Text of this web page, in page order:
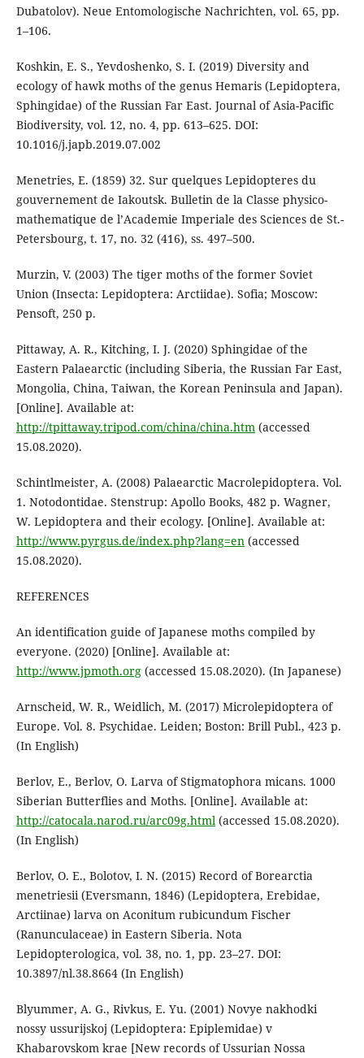
Dubatolov). Neue Entomologische Nachrichten, vol. 65, pp.
1–106.
Koshkin, E. S., Yevdoshenko, S. I. (2019) Diversity and
ecology of hawk moths of the genus Hemaris (Lepidoptera,
Sphingidae) of the Russian Far East. Journal of Asia-Pacific
Biodiversity, vol. 12, no. 4, pp. 613–625. DOI:
10.1016/j.japb.2019.07.002
Menetries, E. (1859) 32. Sur quelques Lepidopteres du
gouvernement de Iakoutsk. Bulletin de la Classe physico-
mathematique de l’Academie Imperiale des Sciences de St.-
Petersbourg, t. 17, no. 32 (416), ss. 497–500.
Murzin, V. (2003) The tiger moths of the former Soviet
Union (Insecta: Lepidoptera: Arctiidae). Sofia; Moscow:
Pensoft, 250 p.
Pittaway, A. R., Kitching, I. J. (2020) Sphingidae of the
Eastern Palaearctic (including Siberia, the Russian Far East,
Mongolia, China, Taiwan, the Korean Peninsula and Japan).
[Online]. Available at:
http://tpittaway.tripod.com/china/china.htm (accessed
15.08.2020).
Schintlmeister, A. (2008) Palaearctic Macrolepidoptera. Vol.
1. Notodontidae. Stenstrup: Apollo Books, 482 p. Wagner,
W. Lepidoptera and their ecology. [Online]. Available at:
http://www.pyrgus.de/index.php?lang=en (accessed
15.08.2020).
REFERENCES
An identification guide of Japanese moths compiled by
everyone. (2020) [Online]. Available at:
http://www.jpmoth.org(accessed 15.08.2020). (In Japanese)
Arnscheid, W. R., Weidlich, M. (2017) Microlepidoptera of
Europe. Vol. 8. Psychidae. Leiden; Boston: Brill Publ., 423 p.
(In English)
Berlov, E., Berlov, O. Larva of Stigmatophora micans. 1000
Siberian Butterflies and Moths. [Online]. Available at:
http://catocala.narod.ru/arc09g.html (accessed 15.08.2020).
(In English)
Berlov, O. E., Bolotov, I. N. (2015) Record of Borearctia
menetriesii (Eversmann, 1846) (Lepidoptera, Erebidae,
Arctiinae) larva on Aconitum rubicundum Fischer
(Ranunculaceae) in Eastern Siberia. Nota
Lepidopterologica, vol. 38, no. 1, pp. 23–27. DOI:
10.3897/nl.38.8664 (In English)
Blyummer, A. G., Rivkus, E. Yu. (2001) Novye nakhodki
nossy ussurijskoj (Lepidoptera: Epiplemidae) v
Khabarovskom krae [New records of Ussurian Nossa